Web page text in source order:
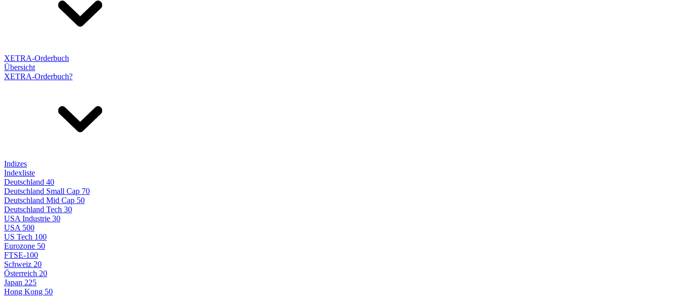
XETRA-Orderbuch
Übersicht
XETRA-Orderbuch?
Indizes
Indexliste
Deutschland 40
Deutschland Small Cap 70
Deutschland Mid Cap 50
Deutschland Tech 30
USA Industrie 30
USA 500
US Tech 100
Eurozone 50
FTSE-100
Schweiz 20
Österreich 20
Japan 225
Hong Kong 50